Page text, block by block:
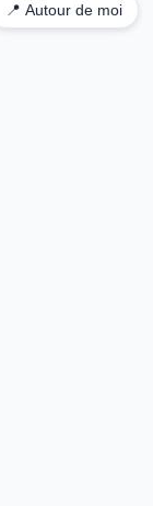
📍 Autour de moi